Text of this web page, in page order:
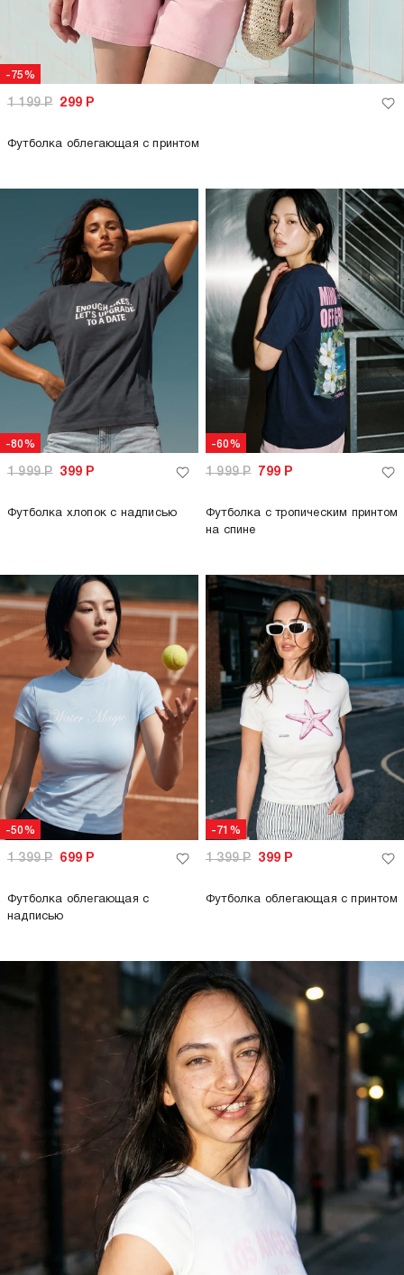
-75%
1 199Р 299 Р
Футболка облегающая с принтом
-80%
1 999Р 399 Р
Футболка хлопок с надписью
-60%
1 999Р 799 Р
Футболка с тропическим принтом
на спине
-50%
1 399Р 699 Р
Футболка облегающая с
надписью
-71%
1 399Р 399 Р
Футболка облегающая с принтом